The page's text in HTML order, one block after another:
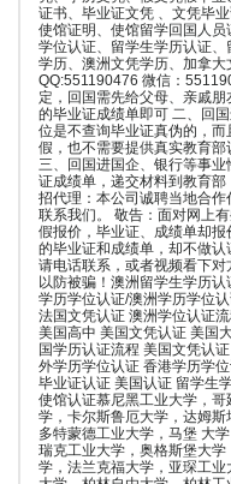
证书、毕业证文凭 、文凭毕
使馆证明、使馆留学回国人
学位认证、留学生学历认证
学历、澳洲文凭学历、加拿
QQ:551190476 微信：
定，回国需先给父母、亲戚
的毕业证成绩单即可 二、回
位是不查询毕业证真伪的，
假，也不需要提供真实教育
三、回国进国企、银行等事
证成绩单，递交材料到教育
招代理：本公司诚聘当地合
联系我们。 敬告：面对网上
假报价，毕业证、成绩单却
的毕业证和成绩单，却不做
请电话联系，或者视频看下对
以防被骗！澳洲留学生学历
学历学位认证/澳洲学历学位
法国文凭认证 澳洲学位认证
美国高中 美国文凭认证 美国
国学历认证流程 美国文凭认
外学历学位认证 香港学历学
毕业证认证 美国认证 留学生
使馆认证慕尼黑工业大学，
学，卡尔斯鲁厄大学，达姆斯
多特蒙德工业大学，马堡 大
瑞克工业大学，奥格斯堡大
学，法兰克福大学，亚琛工